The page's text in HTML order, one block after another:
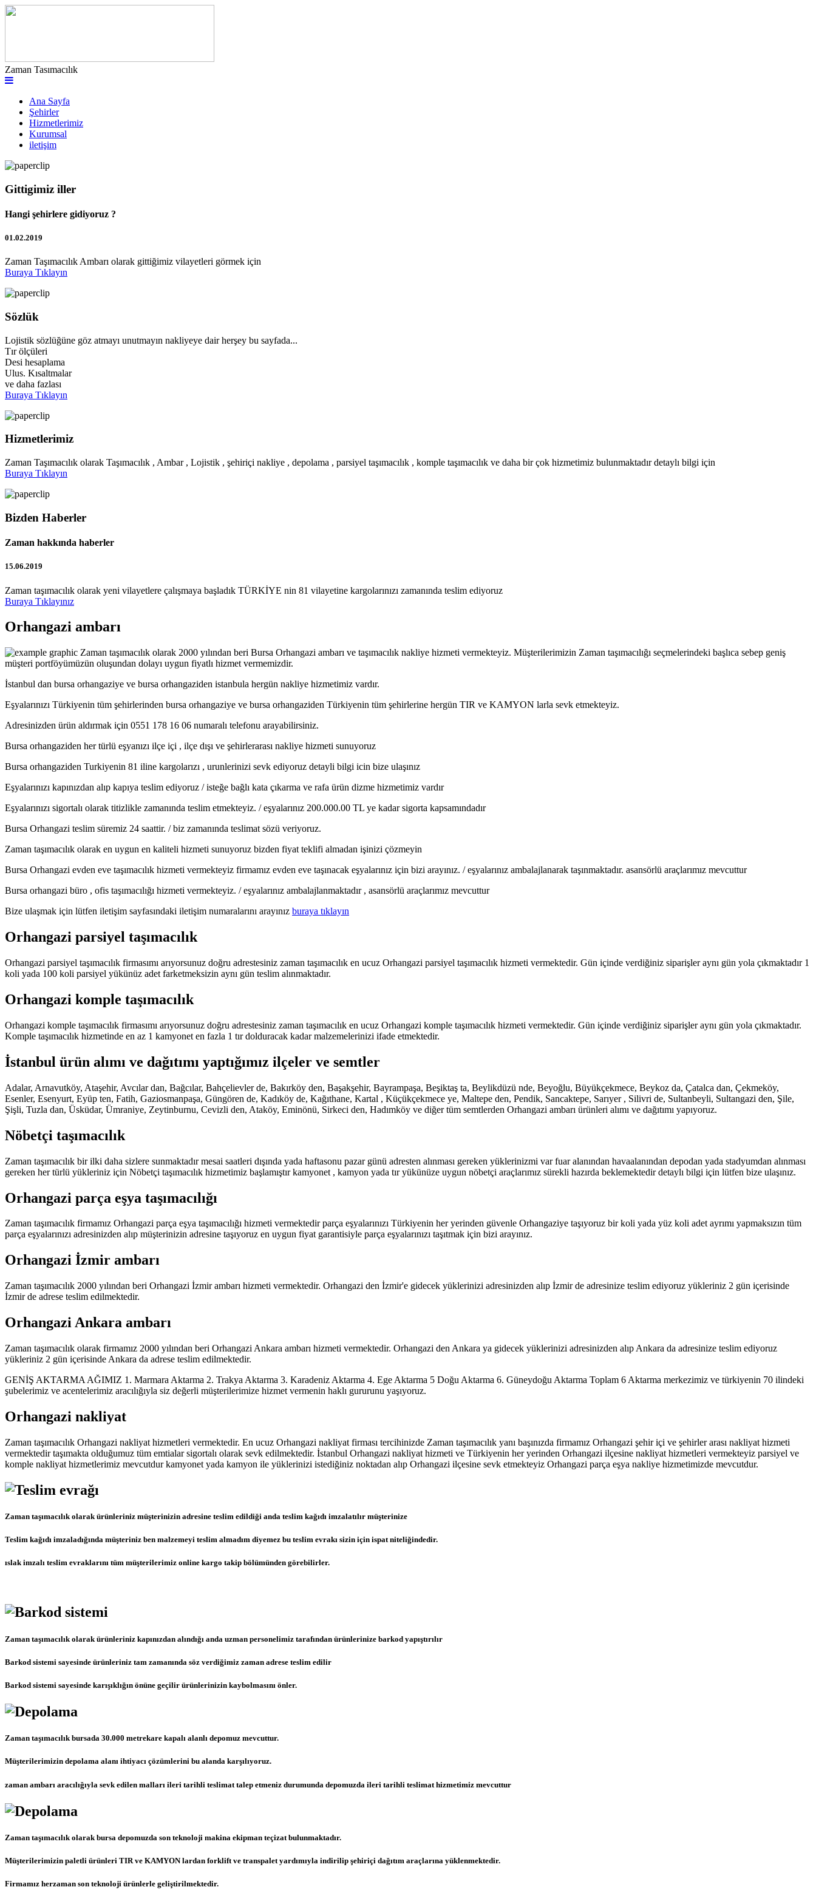
Zaman Tasımacılık
Ana Sayfa
Şehirler
Hizmetlerimiz
Kurumsal
iletişim
Gittigimiz iller
Hangi şehirlere gidiyoruz ?
01.02.2019
Zaman Taşımacılık Ambarı olarak gittiğimiz vilayetleri görmek için
Buraya Tıklayın
Sözlük
Lojistik sözlüğüne göz atmayı unutmayın nakliyeye dair herşey bu sayfada...
Tır ölçüleri
Desi hesaplama
Ulus. Kısaltmalar
ve daha fazlası
Buraya Tıklayın
Hizmetlerimiz
Zaman Taşımacılık olarak Taşımacılık , Ambar , Lojistik , şehiriçi nakliye , depolama , parsiyel taşımacılık , komple taşımacılık ve daha bir çok hizmetimiz bulunmaktadır detaylı bilgi için
Buraya Tıklayın
Bizden Haberler
Zaman hakkında haberler
15.06.2019
Zaman taşımacılık olarak yeni vilayetlere çalışmaya başladık TÜRKİYE nin 81 vilayetine kargolarınızı zamanında teslim ediyoruz
Buraya Tıklayınız
Orhangazi ambarı
Zaman taşımacılık olarak 2000 yılından beri Bursa Orhangazi ambarı ve taşımacılık nakliye hizmeti vermekteyiz. Müşterilerimizin Zaman taşımacılığı seçmelerindeki başlıca sebep geniş
müşteri portföyümüzün oluşundan dolayı uygun fiyatlı hizmet vermemizdir.
İstanbul dan bursa orhangaziye ve bursa orhangaziden istanbula hergün nakliye hizmetimiz vardır.
Eşyalarınızı Türkiyenin tüm şehirlerinden bursa orhangaziye ve bursa orhangaziden Türkiyenin tüm şehirlerine hergün TIR ve KAMYON larla sevk etmekteyiz.
Adresinizden ürün aldırmak için 0551 178 16 06 numaralı telefonu arayabilirsiniz.
Bursa orhangaziden her türlü eşyanızı ilçe içi , ilçe dışı ve şehirlerarası nakliye hizmeti sunuyoruz
Bursa orhangaziden Turkiyenin 81 iline kargolarızı , urunlerinizi sevk ediyoruz detayli bilgi icin bize ulaşınız
Eşyalarınızı kapınızdan alıp kapıya teslim ediyoruz / isteğe bağlı kata çıkarma ve rafa ürün dizme hizmetimiz vardır
Eşyalarınızı sigortalı olarak titizlikle zamanında teslim etmekteyiz. / eşyalarınız 200.000.00 TL ye kadar sigorta kapsamındadır
Bursa Orhangazi teslim süremiz 24 saattir. / biz zamanında teslimat sözü veriyoruz.
Zaman taşımacılık olarak en uygun en kaliteli hizmeti sunuyoruz bizden fiyat teklifi almadan işinizi çözmeyin
Bursa Orhangazi evden eve taşımacılık hizmeti vermekteyiz firmamız evden eve taşınacak eşyalarınız için bizi arayınız. / eşyalarınız ambalajlanarak taşınmaktadır. asansörlü araçlarımız mevcuttur
Bursa orhangazi büro , ofis taşımacılığı hizmeti vermekteyiz. / eşyalarınız ambalajlanmaktadır , asansörlü araçlarımız mevcuttur
Bize ulaşmak için lütfen iletişim sayfasındaki iletişim numaralarını arayınız buraya tıklayın
Orhangazi parsiyel taşımacılık
Orhangazi parsiyel taşımacılık firmasımı arıyorsunuz doğru adrestesiniz zaman taşımacılık en ucuz Orhangazi parsiyel taşımacılık hizmeti vermektedir. Gün içinde verdiğiniz siparişler aynı gün yola çıkmaktadır 1
koli yada 100 koli parsiyel yükünüz adet farketmeksizin aynı gün teslim alınmaktadır.
Orhangazi komple taşımacılık
Orhangazi komple taşımacılık firmasımı arıyorsunuz doğru adrestesiniz zaman taşımacılık en ucuz Orhangazi komple taşımacılık hizmeti vermektedir. Gün içinde verdiğiniz siparişler aynı gün yola çıkmaktadır.
Komple taşımacılık hizmetinde en az 1 kamyonet en fazla 1 tır dolduracak kadar malzemelerinizi ifade etmektedir.
İstanbul ürün alımı ve dağıtımı yaptığımız ilçeler ve semtler
Adalar, Arnavutköy, Ataşehir, Avcılar dan, Bağcılar, Bahçelievler de, Bakırköy den, Başakşehir, Bayrampaşa, Beşiktaş ta, Beylikdüzü nde, Beyoğlu, Büyükçekmece, Beykoz da, Çatalca dan, Çekmeköy,
Esenler, Esenyurt, Eyüp ten, Fatih, Gaziosmanpaşa, Güngören de, Kadıköy de, Kağıthane, Kartal , Küçükçekmece ye, Maltepe den, Pendik, Sancaktepe, Sarıyer , Silivri de, Sultanbeyli, Sultangazi den, Şile,
Şişli, Tuzla dan, Üsküdar, Ümraniye, Zeytinburnu, Cevizli den, Ataköy, Eminönü, Sirkeci den, Hadımköy ve diğer tüm semtlerden Orhangazi ambarı ürünleri alımı ve dağıtımı yapıyoruz.
Nöbetçi taşımacılık
Zaman taşımacılık bir ilki daha sizlere sunmaktadır mesai saatleri dışında yada haftasonu pazar günü adresten alınması gereken yüklerinizmi var fuar alanından havaalanından depodan yada stadyumdan alınması
gereken her türlü yükleriniz için Nöbetçi taşımacılık hizmetimiz başlamıştır kamyonet , kamyon yada tır yükünüze uygun nöbetçi araçlarımız sürekli hazırda beklemektedir detaylı bilgi için lütfen bize ulaşınız.
Orhangazi parça eşya taşımacılığı
Zaman taşımacılık firmamız Orhangazi parça eşya taşımacılığı hizmeti vermektedir parça eşyalarınızı Türkiyenin her yerinden güvenle Orhangaziye taşıyoruz bir koli yada yüz koli adet ayrımı yapmaksızın tüm
parça eşyalarınızı adresinizden alıp müşterinizin adresine taşıyoruz en uygun fiyat garantisiyle parça eşyalarınızı taşıtmak için bizi arayınız.
Orhangazi İzmir ambarı
Zaman taşımacılık 2000 yılından beri Orhangazi İzmir ambarı hizmeti vermektedir. Orhangazi den İzmir'e gidecek yüklerinizi adresinizden alıp İzmir de adresinize teslim ediyoruz yükleriniz 2 gün içerisinde
İzmir de adrese teslim edilmektedir.
Orhangazi Ankara ambarı
Zaman taşımacılık olarak firmamız 2000 yılından beri Orhangazi Ankara ambarı hizmeti vermektedir. Orhangazi den Ankara ya gidecek yüklerinizi adresinizden alıp Ankara da adresinize teslim ediyoruz
yükleriniz 2 gün içerisinde Ankara da adrese teslim edilmektedir.
GENİŞ AKTARMA AĞIMIZ 1. Marmara Aktarma 2. Trakya Aktarma 3. Karadeniz Aktarma 4. Ege Aktarma 5 Doğu Aktarma 6. Güneydoğu Aktarma Toplam 6 Aktarma merkezimiz ve türkiyenin 70 ilindeki
şubelerimiz ve acentelerimiz aracılığıyla siz değerli müşterilerimize hizmet vermenin haklı gururunu yaşıyoruz.
Orhangazi nakliyat
Zaman taşımacılık Orhangazi nakliyat hizmetleri vermektedir. En ucuz Orhangazi nakliyat firması tercihinizde Zaman taşımacılık yanı başınızda firmamız Orhangazi şehir içi ve şehirler arası nakliyat hizmeti
vermektedir taşımakta olduğumuz tüm emtialar sigortalı olarak sevk edilmektedir. İstanbul Orhangazi nakliyat hizmeti ve Türkiyenin her yerinden Orhangazi ilçesine nakliyat hizmetleri vermekteyiz parsiyel ve
komple nakliyat hizmetlerimiz mevcutdur kamyonet yada kamyon ile yüklerinizi istediğiniz noktadan alıp Orhangazi ilçesine sevk etmekteyiz Orhangazi parça eşya nakliye hizmetimizde mevcutdur.
Zaman taşımacılık olarak ürünleriniz müşterinizin adresine teslim edildiği anda teslim kağıdı imzalatılır müşterinize
Teslim kağıdı imzaladığında müşteriniz ben malzemeyi teslim almadım diyemez bu teslim evrakı sizin için ispat niteliğindedir.
ıslak imzalı teslim evraklarını tüm müşterilerimiz online kargo takip bölümünden görebilirler.
Zaman taşımacılık olarak ürünleriniz kapınızdan alındığı anda uzman personelimiz tarafından ürünlerinize barkod yapıştırılır
Barkod sistemi sayesinde ürünleriniz tam zamanında söz verdiğimiz zaman adrese teslim edilir
Barkod sistemi sayesinde karışıklığın önüne geçilir ürünlerinizin kaybolmasını önler.
Zaman taşımacılık bursada 30.000 metrekare kapalı alanlı depomuz mevcuttur.
Müşterilerimizin depolama alanı ihtiyacı çözümlerini bu alanda karşılıyoruz.
zaman ambarı aracılığıyla sevk edilen malları ileri tarihli teslimat talep etmeniz durumunda depomuzda ileri tarihli teslimat hizmetimiz mevcuttur
Zaman taşımacılık olarak bursa depomuzda son teknoloji makina ekipman teçizat bulunmaktadır.
Müşterilerimizin paletli ürünleri TIR ve KAMYON lardan forklift ve transpalet yardımıyla indirilip şehiriçi dağıtım araçlarına yüklenmektedir.
Firmamız herzaman son teknoloji ürünlerle geliştirilmektedir.